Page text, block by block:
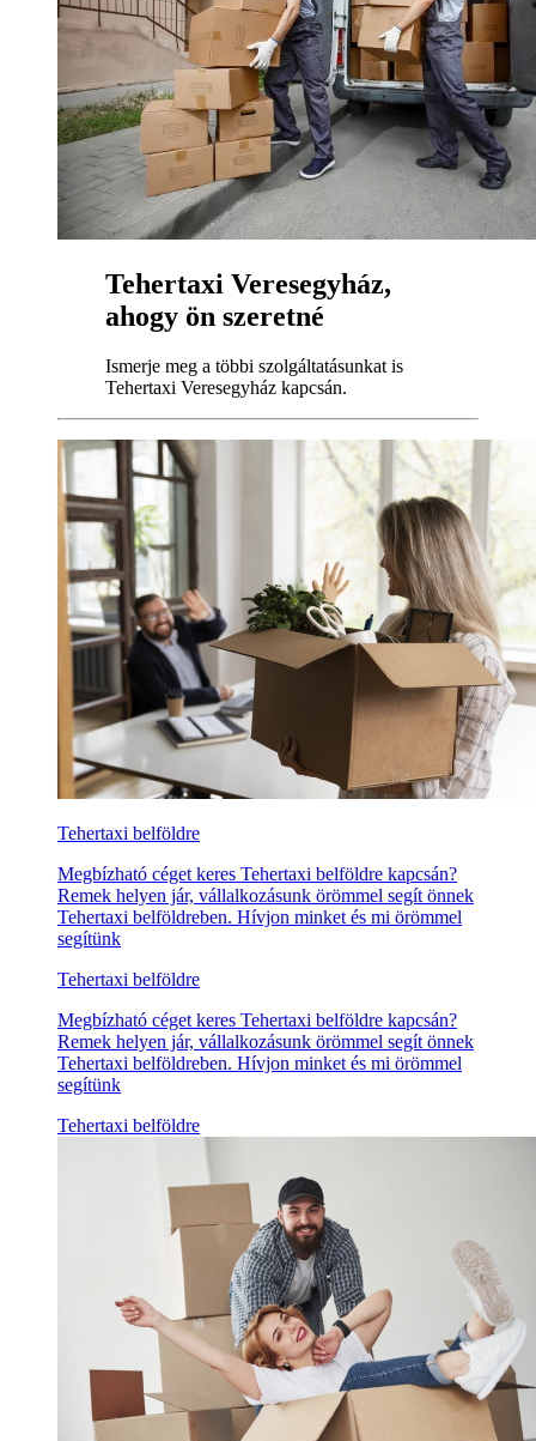
Tehertaxi Veresegyház,
ahogy ön szeretné
Ismerje meg a többi szolgáltatásunkat is
Tehertaxi Veresegyház kapcsán.
Tehertaxi belföldre
Megbízható céget keres Tehertaxi belföldre kapcsán?
Remek helyen jár, vállalkozásunk örömmel segít önnek
Tehertaxi belföldreben. Hívjon minket és mi örömmel
segítünk
Tehertaxi belföldre
Megbízható céget keres Tehertaxi belföldre kapcsán?
Remek helyen jár, vállalkozásunk örömmel segít önnek
Tehertaxi belföldreben. Hívjon minket és mi örömmel
segítünk
Tehertaxi belföldre